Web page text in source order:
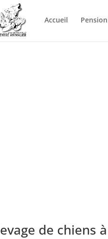
Accueil Pension
de chiens